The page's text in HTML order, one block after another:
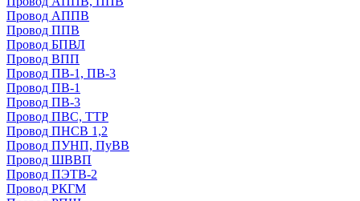
Провод АППВ
Провод ППВ
Провод БПВЛ
Провод ВПП
Провод ПВ-1, ПВ-3
Провод ПВ-1
Провод ПВ-3
Провод ПВС, ТТР
Провод ПНСВ 1,2
Провод ПУНП, ПуВВ
Провод ШВВП
Провод ПЭТВ-2
Провод РКГМ